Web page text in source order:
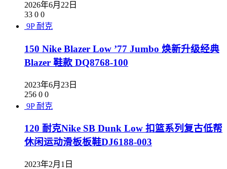
2026年6月22日
33 0 0
9P 耐克
150 Nike Blazer Low ’77 Jumbo 焕新升级经典
Blazer 鞋款 DQ8768-100
2023年6月23日
256 0 0
9P 耐克
120 耐克Nike SB Dunk Low 扣篮系列复古低帮
休闲运动滑板板鞋DJ6188-003
2023年2月1日